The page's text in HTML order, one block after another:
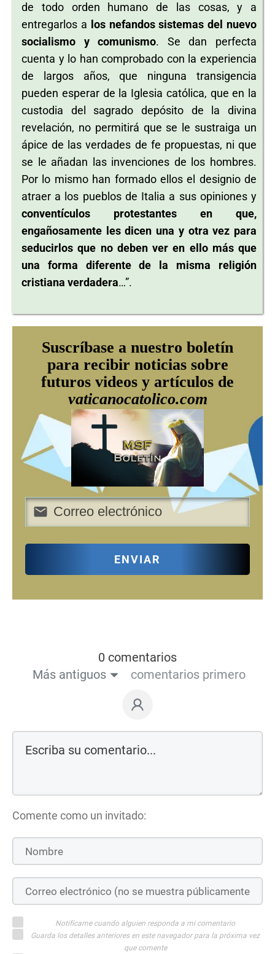
de todo orden humano de las cosas, y a
entregarlos a los nefandos sistemas del nuevo
socialismo y comunismo. Se dan perfecta
cuenta y lo han comprobado con la experiencia
de largos años, que ninguna transigencia
pueden esperar de la Iglesia católica, que en la
custodia del sagrado depósito de la divina
revelación, no permitirá que se le sustraiga un
ápice de las verdades de fe propuestas, ni que
se le añadan las invenciones de los hombres.
Por lo mismo han formado ellos el designio de
atraer a los pueblos de Italia a sus opiniones y
conventículos protestantes en que,
engañosamente les dicen una y otra vez para
seducirlos que no deben ver en ello más que
una forma diferente de la misma religión
cristiana verdadera…”.
Suscríbase a nuestro boletín
para recibir noticias sobre
futuros videos y artículos de
vaticanocatolico.com
ENVIAR
0 comentarios
Más antiguos
comentarios primero
Comente como un invitado:
Notifícame cuando alguien responda a mi comentario
Guarda los detalles anteriores en este navegador para la próxima vez
que comente